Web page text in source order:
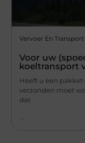
Vervoer En Transport
Voor uw
koeltransport
Heeft u een
verzonden moet
dat
...